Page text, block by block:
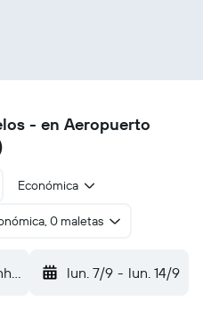
- en Aeropuerto
Económica
0 maletas
Linhares Regional (LHN) lun. 7/9 - lun. 14/9